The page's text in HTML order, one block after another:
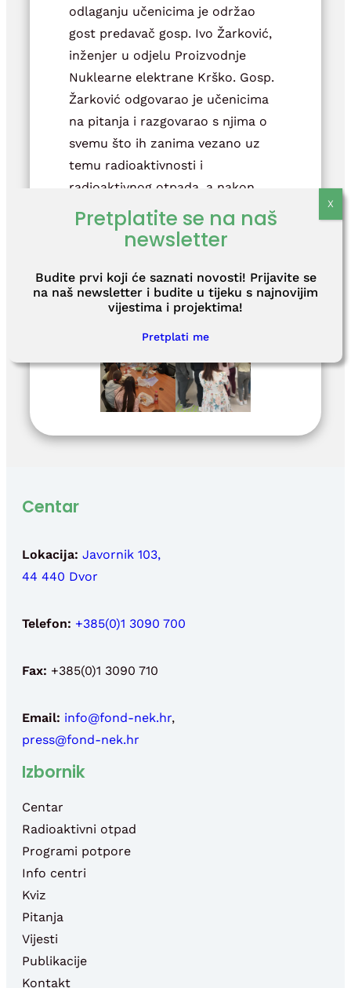
odlaganju učenicima je održao
gost predavač gosp. Ivo Žarković,
inženjer u odjelu Proizvodnje
Nuklearne elektrane Krško. Gosp.
Žarković odgovarao je učenicima
na pitanja i razgovarao s njima o
svemu što ih zanima vezano uz
temu radioaktivnosti i
radioaktivnog otpada, a nakon
predavanja učenici su obišli sve
sadržaje u Info centru uz stručno
Centar
Lokacija: Javornik 103,
44 440 Dvor
Telefon: +385(0)1 3090 700
Fax: +385(0)1 3090 710
Email: info@fond-nek.hr,
press@fond-nek.hr
Izbornik
Centar
Radioaktivni otpad
Programi potpore
Info centri
Kviz
Pitanja
Vijesti
Publikacije
Kontakt
Pretplatite se na naš
newsletter
Budite prvi koji će saznati novosti! Prijavite se
na naš newsletter i budite u tijeku s najnovijim
vijestima i projektima!
Pretplati me